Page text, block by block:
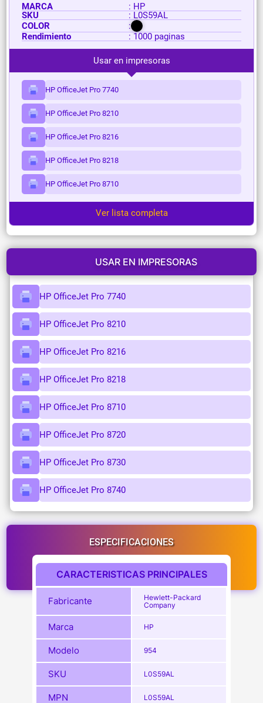
MARCA
: HP
SKU
: L0S59AL
COLOR
:
Rendimiento
: 1000 paginas
Usar en impresoras
HP OfficeJet Pro 7740
HP OfficeJet Pro 8210
HP OfficeJet Pro 8216
HP OfficeJet Pro 8218
HP OfficeJet Pro 8710
Ver lista completa
USAR EN IMPRESORAS
HP OfficeJet Pro 7740
HP OfficeJet Pro 8210
HP OfficeJet Pro 8216
HP OfficeJet Pro 8218
HP OfficeJet Pro 8710
HP OfficeJet Pro 8720
HP OfficeJet Pro 8730
HP OfficeJet Pro 8740
ESPECIFICACIONES
CARACTERISTICAS PRINCIPALES
Fabricante
Hewlett-Packard
Company
Marca HP
Modelo 954
SKU L0S59AL
MPN L0S59AL